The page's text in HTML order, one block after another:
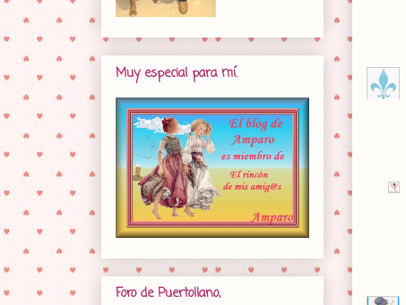
Muy especial para mí.
Foro de Puertollano,